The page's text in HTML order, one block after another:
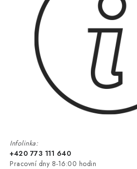
Infolinka:
+420 773 111 640
Pracovní dny 8-16:00 hodin